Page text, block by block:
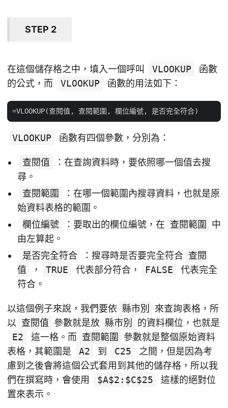
STEP 2
在這個儲存格之中，填入一個呼叫 VLOOKUP
函數
的公式，而
VLOOKUP 函數的用法如下：
VLOOKUP 函數有四個參數，分別為：
查閱值
：在查詢資料時，要依照哪一個值去搜
尋。
查閱範圍
：在哪一個範圍內搜尋資料，也就是原
始資料表格的範圍。
欄位編號
：要取出的欄位編號，在 查閱範圍
中
由左算起。
是否完全符合
：搜尋時是否要完全符合 查閱
值
， TRUE 代表部分符合， FALSE
代表完全
符合。
以這個例子來說，我們要依 縣市別
來查詢表格，所
以
查閱值 參數就是放 縣市別
的資料欄位，也就是
E2
這一格。而 查閱範圍
參數就是整個原始資料
表格，其範圍是
A2 到 C25
之間，但是因為考
慮到之後會將這個公式套用到其他的儲存格，所以我
們在撰寫時，會使用
$A$2:$C$25
這樣的絕對位
置來表示。